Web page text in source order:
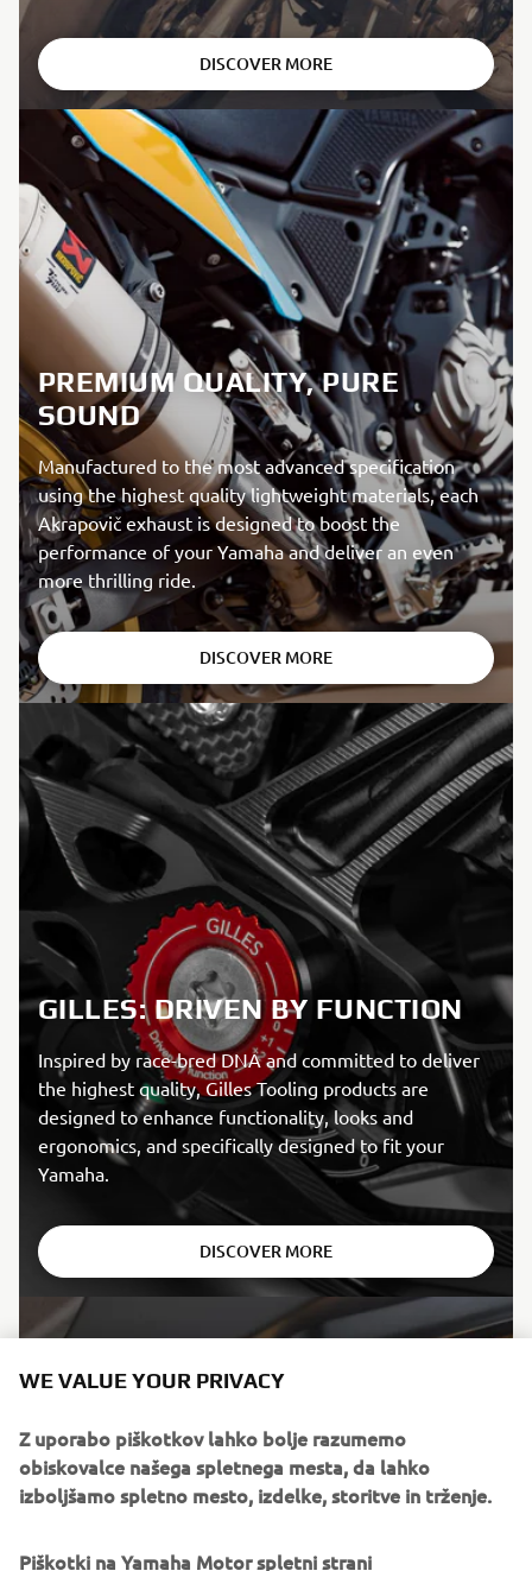
creating incredible aesthetics to chasing actual speed.
The Faster Sons philosophy pays homage to Yamaha’s
rich heritage while being focused on the performance
of the future.
DISCOVER MORE
PREMIUM QUALITY, PURE
SOUND
Manufactured to the most advanced specification
using the highest quality lightweight materials, each
Akrapovič exhaust is designed to boost the
performance of your Yamaha and deliver an even
more thrilling ride.
DISCOVER MORE
GILLES: DRIVEN BY FUNCTION
Inspired by race-bred DNA and committed to deliver
the highest quality, Gilles Tooling products are
designed to enhance functionality, looks and
ergonomics, and specifically designed to fit your
Yamaha.
DISCOVER MORE
WE VALUE YOUR PRIVACY
Z uporabo piškotkov lahko bolje razumemo
obiskovalce našega spletnega mesta, da lahko
izboljšamo spletno mesto, izdelke, storitve in trženje.
Piškotki na Yamaha Motor spletni strani